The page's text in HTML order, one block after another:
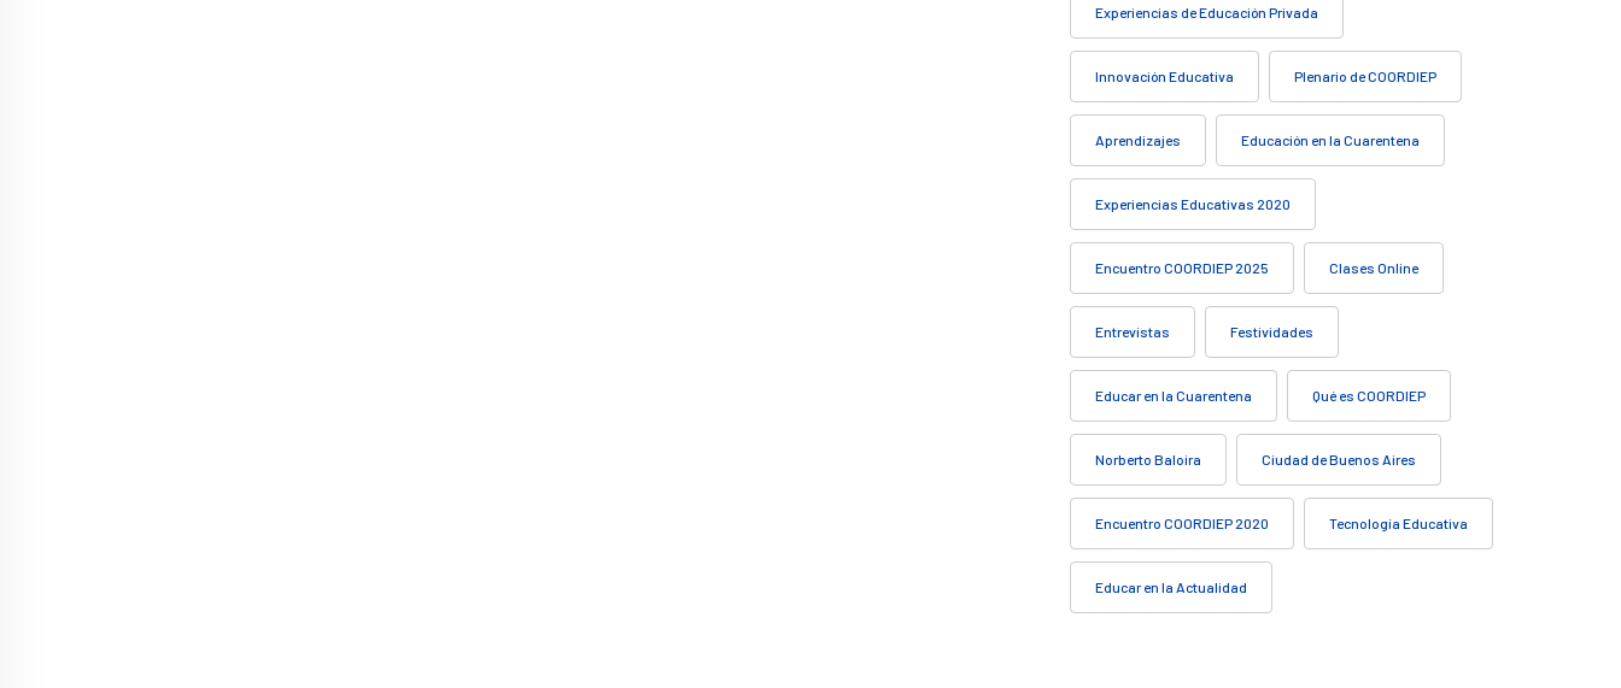
Experiencias de Educación Privada
Innovación Educativa Plenario de COORDIEP
Aprendizajes Educación en la Cuarentena
Experiencias Educativas 2020
Encuentro COORDIEP 2025 Clases Online
Entrevistas Festividades
Educar en la Cuarentena Qué es COORDIEP
Norberto Baloira Ciudad de Buenos Aires
Encuentro COORDIEP 2020 Tecnología Educativa
Educar en la Actualidad